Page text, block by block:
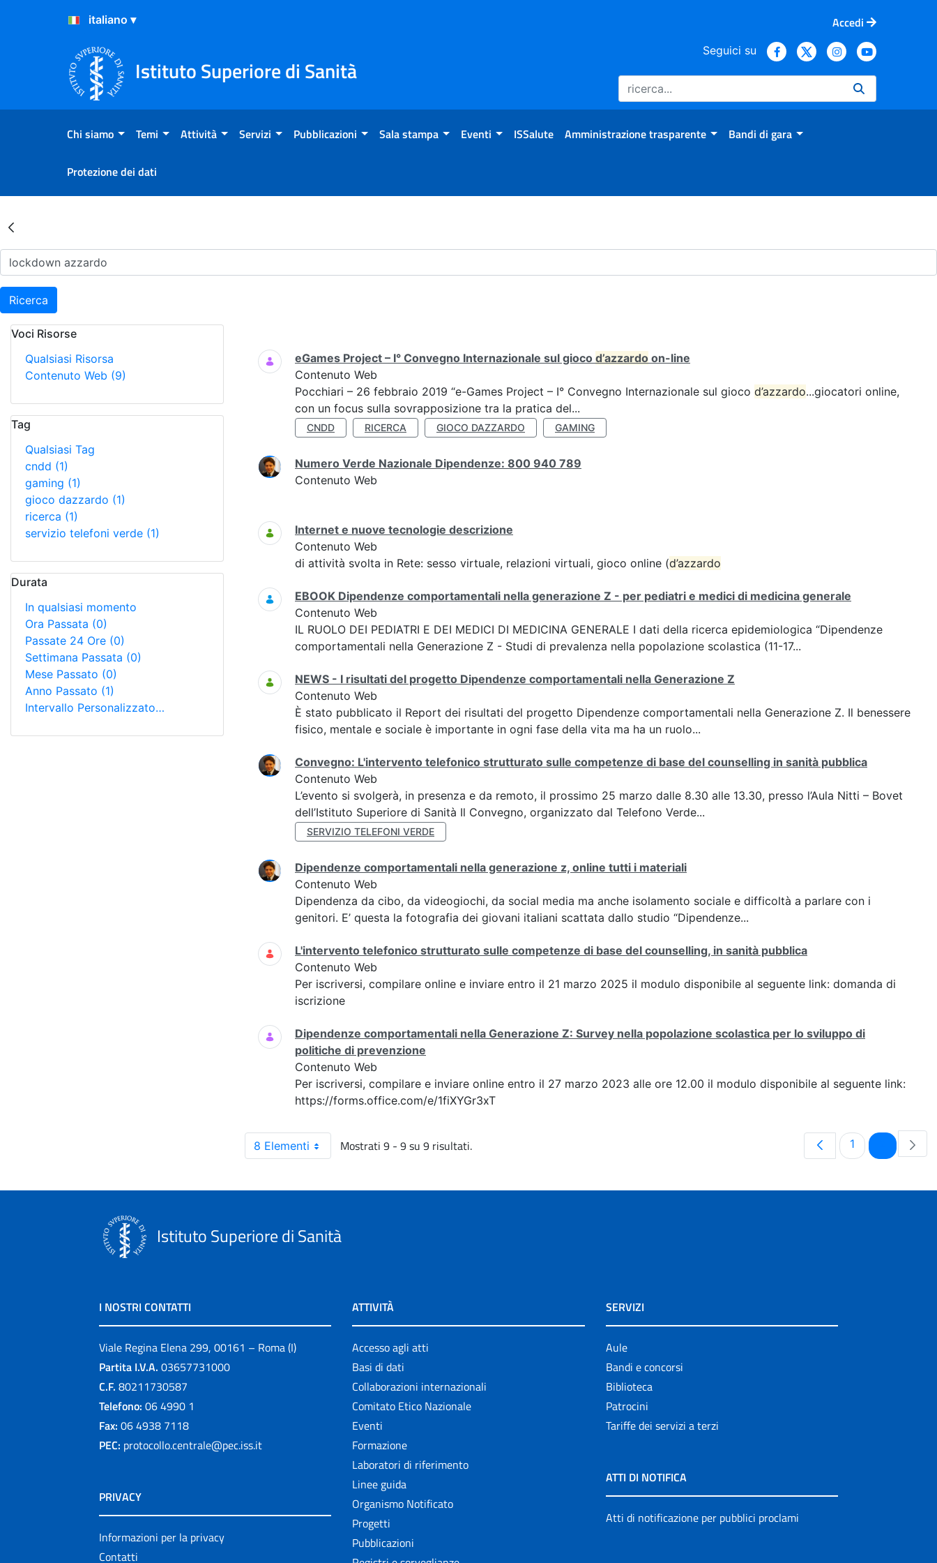
Salta al Contenuto
Salta al Footer
Accedi
Istituto Superiore di Sanità
Seguici su
Chi siamo Temi Attività Servizi Pubblicazioni Sala stampa Eventi ISSalute Amministrazione trasparente Bandi di gara
Protezione dei dati
Risultati della Ricerca - Archivio
Ricerca
Voci Risorse
Qualsiasi Risorsa
Contenuto Web (9)
Tag
Qualsiasi Tag
cndd (1)
gaming (1)
gioco dazzardo (1)
ricerca (1)
servizio telefoni verde (1)
Durata
In qualsiasi momento
Ora Passata (0)
Passate 24 Ore (0)
Settimana Passata (0)
Mese Passato (0)
Anno Passato (1)
Intervallo Personalizzato…
Ricerca
eGames Project – I° Convegno Internazionale sul gioco d’azzardo on-line
Contenuto Web
Pocchiari – 26 febbraio 2019 “e-Games Project – I° Convegno Internazionale sul gioco d’azzardo...giocatori online,
con un focus sulla sovrapposizione tra la pratica del...
CNDD RICERCA GIOCO DAZZARDO GAMING
Numero Verde Nazionale Dipendenze: 800 940 789
Contenuto Web
Internet e nuove tecnologie descrizione
Contenuto Web
di attività svolta in Rete: sesso virtuale, relazioni virtuali, gioco online (d’azzardo
EBOOK Dipendenze comportamentali nella generazione Z - per pediatri e medici di medicina generale
Contenuto Web
IL RUOLO DEI PEDIATRI E DEI MEDICI DI MEDICINA GENERALE I dati della ricerca epidemiologica “Dipendenze
comportamentali nella Generazione Z - Studi di prevalenza nella popolazione scolastica (11-17...
NEWS - I risultati del progetto Dipendenze comportamentali nella Generazione Z
Contenuto Web
È stato pubblicato il Report dei risultati del progetto Dipendenze comportamentali nella Generazione Z. Il benessere
fisico, mentale e sociale è importante in ogni fase della vita ma ha un ruolo...
Convegno: L'intervento telefonico strutturato sulle competenze di base del counselling in sanità pubblica
Contenuto Web
L’evento si svolgerà, in presenza e da remoto, il prossimo 25 marzo dalle 8.30 alle 13.30, presso l’Aula Nitti – Bovet
dell’Istituto Superiore di Sanità Il Convegno, organizzato dal Telefono Verde...
SERVIZIO TELEFONI VERDE
Dipendenze comportamentali nella generazione z, online tutti i materiali
Contenuto Web
Dipendenza da cibo, da videogiochi, da social media ma anche isolamento sociale e difficoltà a parlare con i
genitori. E’ questa la fotografia dei giovani italiani scattata dallo studio “Dipendenze...
L'intervento telefonico strutturato sulle competenze di base del counselling, in sanità pubblica
Contenuto Web
Per iscriversi, compilare online e inviare entro il 21 marzo 2025 il modulo disponibile al seguente link: domanda di
iscrizione
Dipendenze comportamentali nella Generazione Z: Survey nella popolazione scolastica per lo sviluppo di
politiche di prevenzione
Contenuto Web
Per iscriversi, compilare e inviare online entro il 27 marzo 2023 alle ore 12.00 il modulo disponibile al seguente link:
https://forms.office.com/e/1fiXYGr3xT
8 Elementi Mostrati 9 - 9 su 9 risultati. Pagina
1 Pagina
Istituto Superiore di Sanità
I NOSTRI CONTATTI
Viale Regina Elena 299, 00161 – Roma (I)
Partita I.V.A. 03657731000
C.F. 80211730587
Telefono: 06 4990 1
Fax: 06 4938 7118
PEC: protocollo.centrale@pec.iss.it
PRIVACY
Informazioni per la privacy
Contatti
ATTIVITÀ
Accesso agli atti
Basi di dati
Collaborazioni internazionali
Comitato Etico Nazionale
Eventi
Formazione
Laboratori di riferimento
Linee guida
Organismo Notificato
Progetti
Pubblicazioni
SERVIZI
Aule
Bandi e concorsi
Biblioteca
Patrocini
Tariffe dei servizi a terzi
ATTI DI NOTIFICA
Atti di notificazione per pubblici proclami